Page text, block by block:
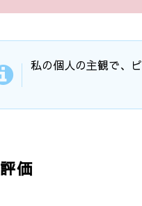
私の個人の主観で、
評価